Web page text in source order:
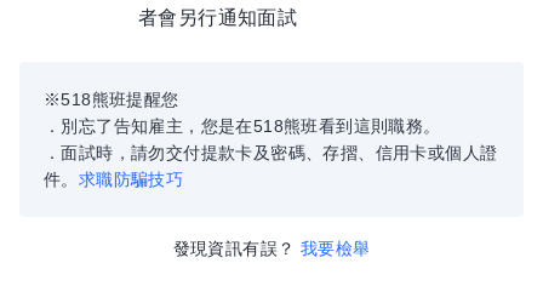
者會另行通知面試
※518熊班提醒您
．別忘了告知雇主，您是在518熊班看到這則職務。
．面試時，請勿交付提款卡及密碼、存摺、信用卡或個人證
件。 求職防騙技巧
發現資訊有誤？ 我要檢舉